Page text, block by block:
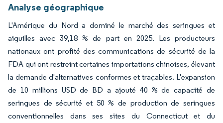
Analyse géographique
L'Amérique du Nord a dominé le marché des seringues et
aiguilles avec 39,18 % de part en 2025. Les producteurs
nationaux ont profité des communications de sécurité de la
FDA qui ont restreint certaines importations chinoises, élevant
la demande d'alternatives conformes et traçables. L'expansion
de 10 millions USD de BD a ajouté 40 % de capacité de
seringues de sécurité et 50 % de production de seringues
conventionnelles dans ses sites du Connecticut et du